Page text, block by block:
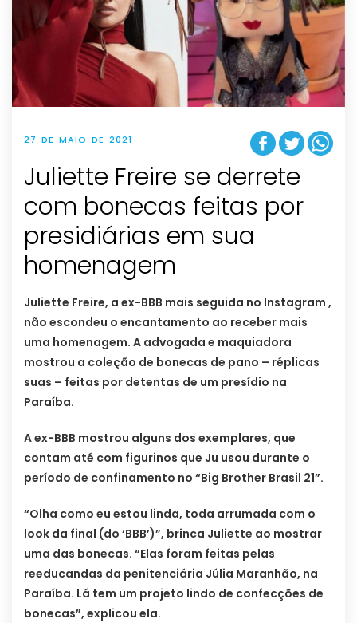
27 DE MAIO DE 2021
Juliette Freire se derrete
com bonecas feitas por
presidiárias em sua
homenagem
Juliette Freire, a ex-BBB mais seguida no Instagram ,
não escondeu o encantamento ao receber mais
uma homenagem. A advogada e maquiadora
mostrou a coleção de bonecas de pano – réplicas
suas – feitas por detentas de um presídio na
Paraíba.
A ex-BBB mostrou alguns dos exemplares, que
contam até com figurinos que Ju usou durante o
período de confinamento no “Big Brother Brasil 21”.
“Olha como eu estou linda, toda arrumada com o
look da final (do ‘BBB’)”, brinca Juliette ao mostrar
uma das bonecas. “Elas foram feitas pelas
reeducandas da penitenciária Júlia Maranhão, na
Paraíba. Lá tem um projeto lindo de confecções de
bonecas”, explicou ela.